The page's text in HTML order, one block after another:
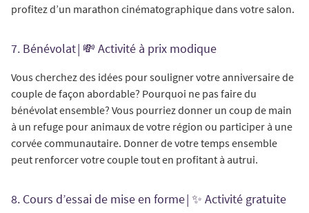
profitez d’un marathon cinématographique dans votre salon.
7. Bénévolat | 💸 Activité à prix modique
Vous cherchez des idées pour souligner votre anniversaire de
couple de façon abordable? Pourquoi ne pas faire du
bénévolat ensemble? Vous pourriez donner un coup de main
à un refuge pour animaux de votre région ou participer à une
corvée communautaire. Donner de votre temps ensemble
peut renforcer votre couple tout en profitant à autrui.
8. Cours d’essai de mise en forme | ✨ Activité gratuite